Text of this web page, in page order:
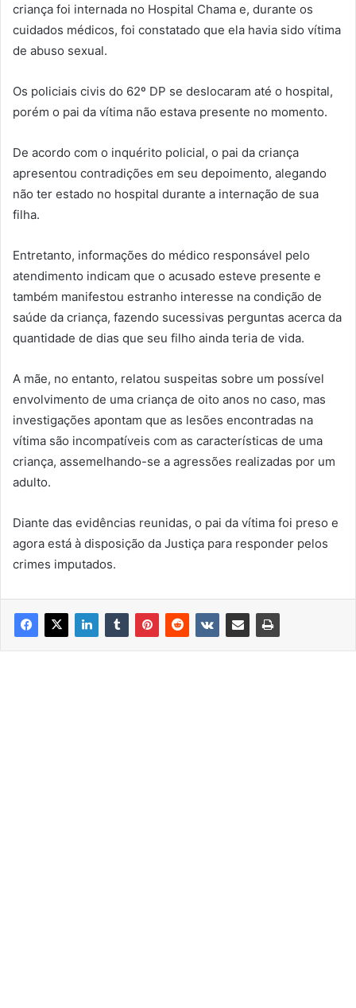
criança foi internada no Hospital Chama e, durante os
cuidados médicos, foi constatado que ela havia sido vítima
de abuso sexual.
Os policiais civis do 62º DP se deslocaram até o hospital,
porém o pai da vítima não estava presente no momento.
De acordo com o inquérito policial, o pai da criança
apresentou contradições em seu depoimento, alegando
não ter estado no hospital durante a internação de sua
filha.
Entretanto, informações do médico responsável pelo
atendimento indicam que o acusado esteve presente e
também manifestou estranho interesse na condição de
saúde da criança, fazendo sucessivas perguntas acerca da
quantidade de dias que seu filho ainda teria de vida.
A mãe, no entanto, relatou suspeitas sobre um possível
envolvimento de uma criança de oito anos no caso, mas
investigações apontam que as lesões encontradas na
vítima são incompatíveis com as características de uma
criança, assemelhando-se a agressões realizadas por um
adulto.
Diante das evidências reunidas, o pai da vítima foi preso e
agora está à disposição da Justiça para responder pelos
crimes imputados.